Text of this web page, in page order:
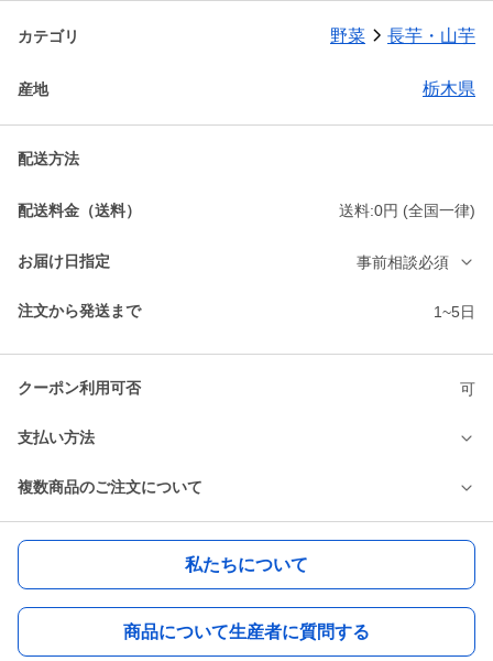
カテゴリ 野菜 長芋・山芋
産地 栃木県
配送方法
配送料金（送料） 送料:0円 (全国一律)
お届け日指定 事前相談必須
注文から発送まで 1~5日
クーポン利用可否 可
支払い方法
複数商品のご注文について
私たちについて
商品について生産者に質問する